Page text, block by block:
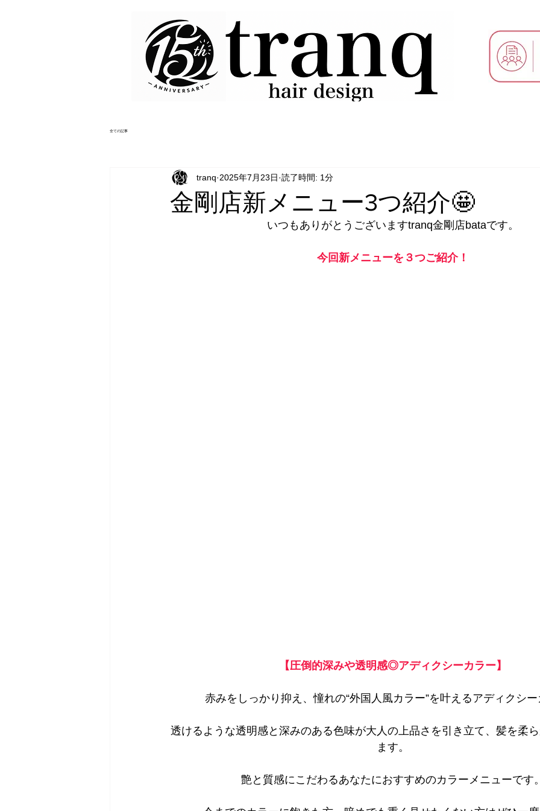
全ての記事
金剛店新メニュー3つ紹介🤩
tranq 2025年7月23日 読了時間: 1分
いつもありがとうございますtranq金剛店bataです。
今回新メニューを３つご紹介！
【圧倒的深みや透明感◎アディクシーカラー】
赤みをしっかり抑え、憧れの“外国人風カラー”を叶えるアディクシ
透けるような透明感と深みのある色味が大人の上品さを引き立て、髪を柔
ます。
艶と質感にこだわるあなたにおすすめのカラーメニューです